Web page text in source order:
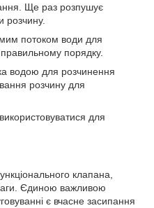
Ще раз розпушує
розчину.
потоком води для
порядку.
водою для розчинення
розчину для
для
клапана,
Єдиною важливою
є вчасне засипання